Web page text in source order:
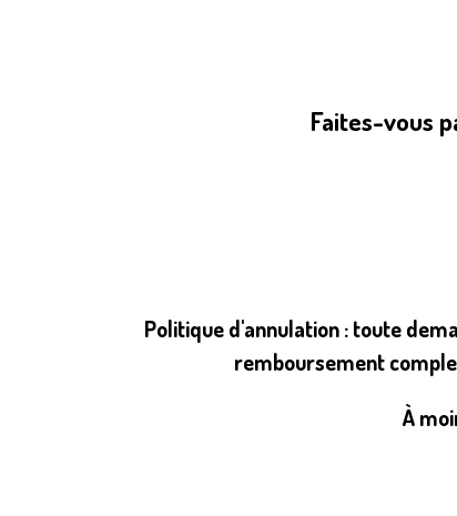
Faites-vous
Politique d'annulation :toute
remboursement
À